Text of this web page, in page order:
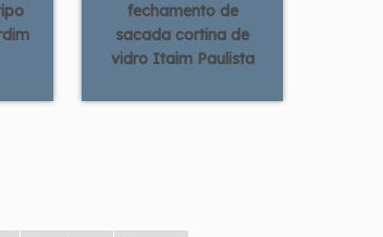
fechamento de
sacada cortina de
vidro Itaim Paulista